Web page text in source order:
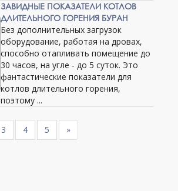
ЗАВИДНЫЕ ПОКАЗАТЕЛИ КОТЛОВ
ДЛИТЕЛЬНОГО ГОРЕНИЯ БУРАН
Без дополнительных загрузок
оборудование, работая на дровах,
способно отапливать помещение до
30 часов, на угле - до 5 суток. Это
фантастические показатели для
котлов длительного горения,
поэтому ...
3 4 5 »